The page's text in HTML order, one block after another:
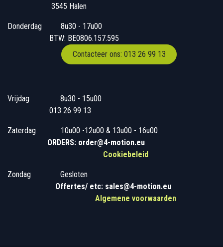
3545 Halen
Donderdag
​​8u30 - 17u00
BTW: BE0806.157.595
Contacteer ons: 013 26 99 13
Vrijdag
​8u30 - 15u00
013 26 99 13
Zaterdag
​10u00 -12u00 & 13u00 - 16u00
ORDERS: order@4-motion.eu
Cookiebeleid
Zondag
​​Gesloten
Offertes/ etc: sales@4-motion.eu
Algemene voorwaarden